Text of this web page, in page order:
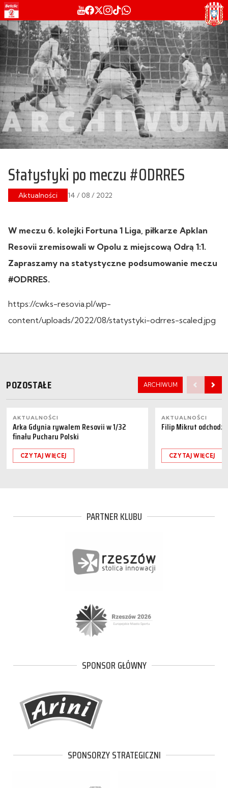
Statystyki po meczu #ODRRES
Aktualności 14 / 08 / 2022
W meczu 6. kolejki Fortuna 1 Liga, piłkarze Apklan
Resovii zremisowali w Opolu z miejscową Odrą 1:1.
Zapraszamy na statystyczne podsumowanie meczu
#ODRRES.
https://cwks-resovia.pl/wp-
content/uploads/2022/08/statystyki-odrres-scaled.jpg
POZOSTAŁE ARCHIWUM
AKTUALNOŚCI
Arka Gdynia rywalem Resovii w 1/32
finału Pucharu Polski
CZYTAJ WIĘCEJ
AKTUALNOŚCI
Filip Mikrut
CZYTAJ WIĘCEJ
PARTNER KLUBU
SPONSOR GŁÓWNY
SPONSORZY STRATEGICZNI